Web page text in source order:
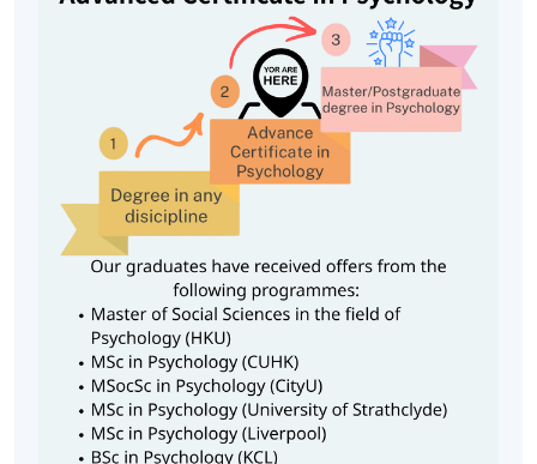
本單元研究人類行為的個體差異，內容包括：
性格研究的主要理論
這些理論的科學基礎
運用理論評估、描述、解釋和預測人類行為
學生將學習分析人與人之間的相似性和差異。
社會心理學（9學分）
本單元涵蓋社會心理學的核心概念，如：